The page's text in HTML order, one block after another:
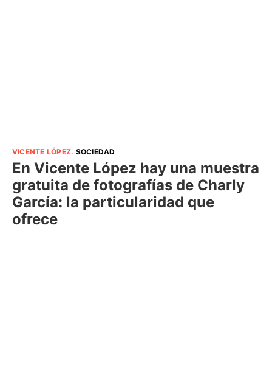
VICENTE LÓPEZ. SOCIEDAD
En Vicente López hay una muestra
gratuita de fotografías de Charly
García: la particularidad que
ofrece